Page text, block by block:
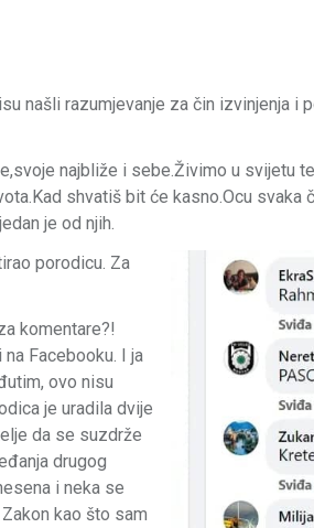
našli razumjevanje za čin izvinjenja
najbliže i sebe.Živimo u svijetu
shvatiš bit će kasno.Ocu svaka
je od njih.
porodicu. Za
komentare?!
Facebooku. I ja
ovo nisu
je uradila dvije
da se suzdrže
drugog
i neka se
kao što sam